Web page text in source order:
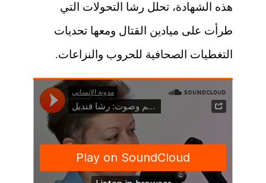
هذه الشهادة، تحلل رشا التحولات التي
طرأت على ميادين القتال ومعها تحديات
التغطيات الصحافية للحروب والنزاعات.